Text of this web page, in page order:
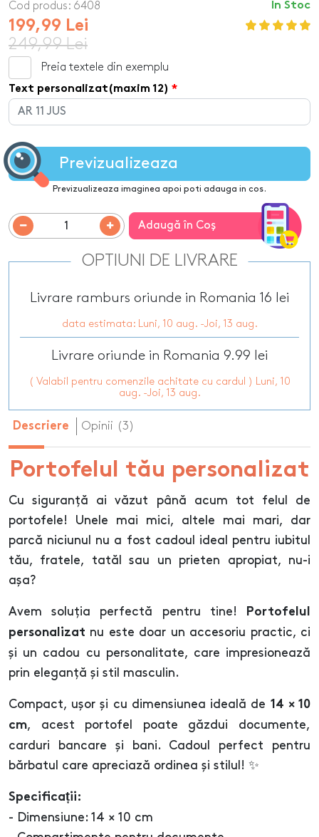
În Stoc
Cod produs: 6408
199,99 Lei
249,99 Lei
Preia textele din exemplu
Text personalizat(maxim 12)
Previzualizeaza
Previzualizeaza imaginea apoi poti adauga in cos.
Adaugă în Coş
OPTIUNI DE LIVRARE
Livrare ramburs oriunde in Romania 16 lei
data estimata: Luni, 10 aug. -Joi, 13 aug.
Livrare oriunde in Romania 9.99 lei
( Valabil pentru comenzile achitate cu cardul ) Luni, 10
aug. -Joi, 13 aug.
Descriere Opinii (3)
Portofelul tău personalizat
Cu siguranță ai văzut până acum tot felul de
portofele! Unele mai mici, altele mai mari, dar
parcă niciunul nu a fost cadoul ideal pentru iubitul
tău, fratele, tatăl sau un prieten apropiat, nu-i
așa?
Avem soluția perfectă pentru tine!
Portofelul
personalizat nu este doar un accesoriu practic, ci
și un cadou cu personalitate, care impresionează
prin eleganță și stil masculin.
Compact, ușor și cu dimensiunea ideală de 14 × 10
cm, acest portofel poate găzdui documente,
carduri bancare și bani. Cadoul perfect pentru
bărbatul care apreciază ordinea și stilul! ✨
Specificații:
- Dimensiune: 14 × 10 cm